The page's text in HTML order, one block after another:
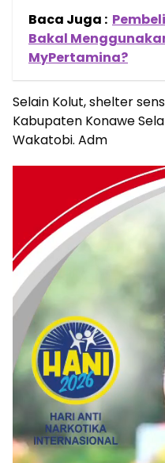
Baca Juga :
Bakal
MyPertamina?
Selain Kolut, shelter
Kabupaten Konawe
Wakatobi. Adm